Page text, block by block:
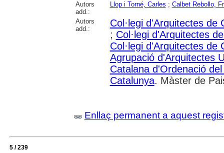
Autors
add.:
Llop i Torné, Carles ; Calbet Rebollo,
Autors
add.:
Col·legi d'Arquitectes de
; Col·legi d'Arquitectes
Col·legi d'Arquitectes de
Agrupació d'Arquitectes
Catalana d'Ordenació
Catalunya. Màster de
Enllaç permanent a aquest
5 / 239